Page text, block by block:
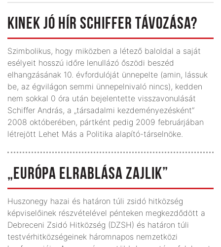
KINEK JÓ HÍR SCHIFFER TÁVOZÁSA?
Szimbolikus, hogy miközben a létező baloldal a saját
esélyeit hosszú időre lenullázó őszödi beszéd
elhangzásának 10. évfordulóját ünnepelte (amin, lássuk
be, az égvilágon semmi ünnepelnivaló nincs), kedden
nem sokkal 0 óra után bejelentette visszavonulását
Schiffer András, a „társadalmi kezdeményezésként”
2008 októberében, pártként pedig 2009 februárjában
létrejött Lehet Más a Politika alapító-társelnöke.
„EURÓPA ELRABLÁSA ZAJLIK”
Huszonegy hazai és határon túli zsidó hitközség
képviselőinek részvételével pénteken megkezdődött a
Debreceni Zsidó Hitközség (DZSH) és határon túli
testvérhitközségeinek háromnapos nemzetközi